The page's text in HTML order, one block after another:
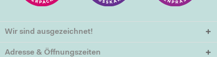
Wir sind ausgezeichnet!
Adresse & Öffnungszeiten